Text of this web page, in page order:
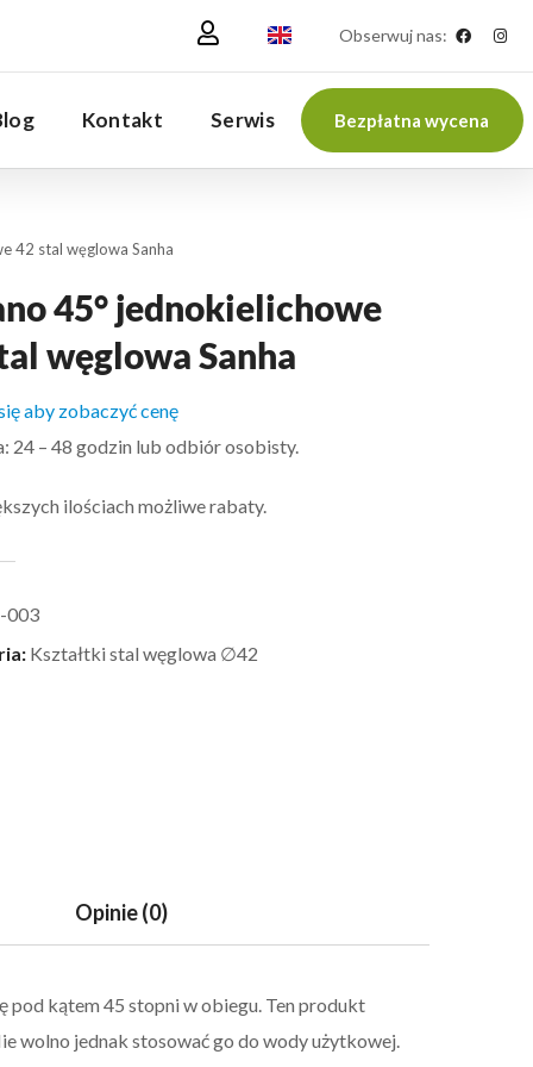
Obserwuj nas:
Kontakt Serwis Bezpłatna wycena
42 stal węglowa Sanha
45° jednokielichowe
węglowa Sanha
aby zobaczyć cenę
24 – 48 godzin lub odbiór osobisty.
ilościach możliwe rabaty.
003
Kształtki stal węglowa ∅42
Opinie (0)
pod kątem 45 stopni w obiegu. Ten produkt
wolno jednak stosować go do wody użytkowej.